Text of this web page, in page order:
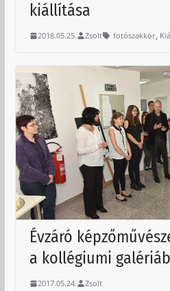
kiállítása
2018.05.25. Zsolt fotószakkör,
Évzáró
a kollégiumi
2017.05.24. Zsolt